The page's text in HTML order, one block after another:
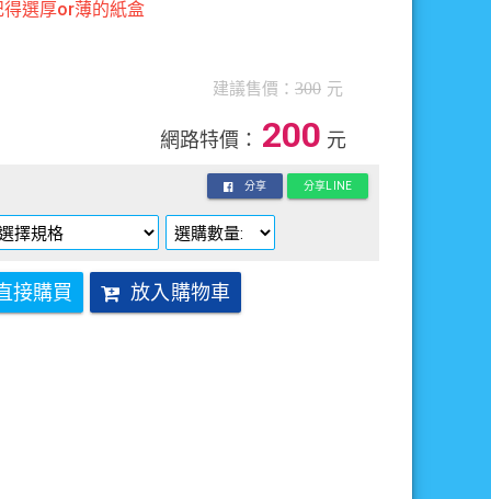
選厚or薄的紙盒
建議售價： 300 元
網路特價： 200 元
分享 分享LINE
接購買 放入購物車